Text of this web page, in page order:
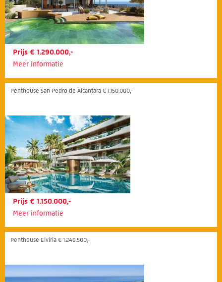
Prijs € 1.290.000,-
Meer informatie
Penthouse San Pedro de Alcántara € 1.150.000,-
Prijs € 1.150.000,-
Meer informatie
Penthouse Elviria € 1.249.500,-